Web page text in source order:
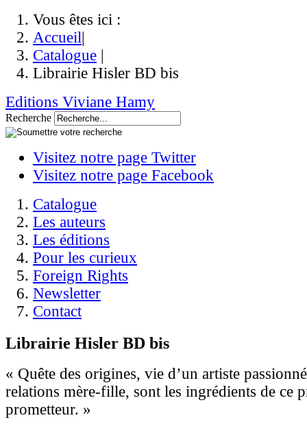
Vous êtes ici :
Accueil|
Catalogue |
Librairie Hisler BD bis
Editions Viviane Hamy
Recherche
Visitez notre page Twitter
Visitez notre page Facebook
Catalogue
Les auteurs
Les éditions
Pour les curieux
Foreign Rights
Newsletter
Contact
Librairie Hisler BD bis
« Quête des origines, vie d’un artiste
relations mère-fille, sont les ingrédients de ce
prometteur. »